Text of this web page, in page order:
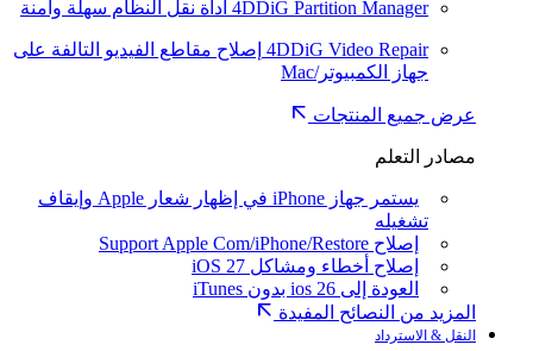
4DDiG Partition Manager أداة نقل النظام سهلة وآمنة
4DDiG Video Repair إصلاح مقاطع الفيديو التالفة على
جهاز الكمبيوتر/Mac
عرض جميع المنتجات
مصادر التعلم
يستمر جهاز iPhone في إظهار شعار Apple وإيقاف
تشغيله
إصلاح Support Apple Com/iPhone/Restore
إصلاح أخطاء ومشاكل iOS 27
العودة إلى ios 26 بدون iTunes
المزيد من النصائح المفيدة
النقل & الاسترداد